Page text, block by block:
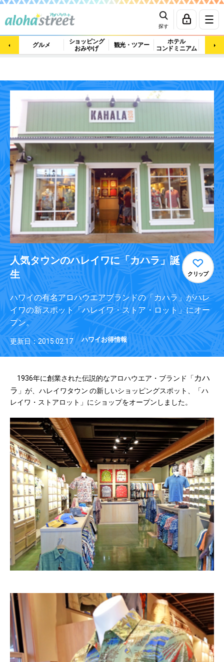
探す
グルメ
ショッピング
おみやげ
観光・ツアー
ホテル
コンドミニアム
マッ
人気タウンのハレイワに「カハラ」誕
生
クリップ
ハワイの有名アロハウエアブランドの「カハラ」がハレ
イワの新スポット「ハレイワ・ストア・ロット」にオー
プン。
更新日：2015.02.17 ハワイお得情報
1936年に創業された伝説的なアロハウエア・ブランド「 カハ
ラ 」が、ハレイワタウン の新しいショッピングスポット、「ハ
レイワ・ストアロット」にショップをオープンしました。